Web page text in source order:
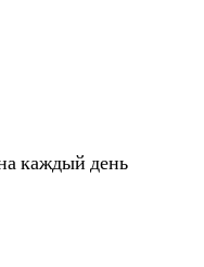
каждый день